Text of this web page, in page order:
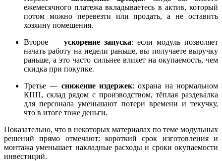
ежемесячного платежа вкладываетесь в актив, который
потом можно перевезти или продать, а не оставить
хозяину помещения.
Второе — ускорение запуска: если модуль позволяет
начать работу на недели раньше, вы получаете выручку
раньше, а это часто сильнее влияет на окупаемость, чем
скидка при покупке.
Третье — снижение издержек: охрана на нормальном
КПП, склад рядом с производством, тёплая раздевалка
для персонала уменьшают потери времени и текучку,
что в итоге тоже деньги.
Показательно, что в некоторых материалах по теме модульных
решений прямо отмечают: короткий срок изготовления и
монтажа уменьшает накладные расходы и сроки окупаемости
инвестиций.​